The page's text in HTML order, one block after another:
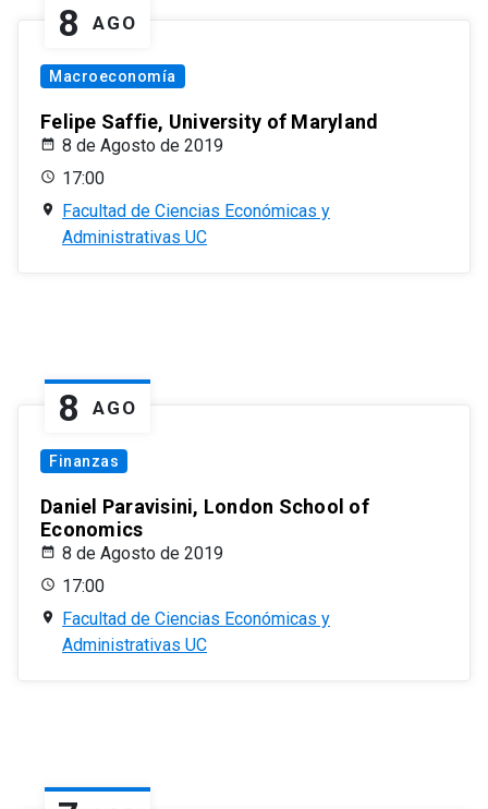
8 AGO
Macroeconomía
Felipe Saffie, University of Maryland
8 de Agosto de 2019
17:00
Facultad de Ciencias Económicas y
Administrativas UC
8 AGO
Finanzas
Daniel Paravisini, London School of
Economics
8 de Agosto de 2019
17:00
Facultad de Ciencias Económicas y
Administrativas UC